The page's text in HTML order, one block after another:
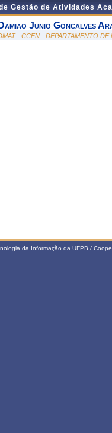
Gestão de Atividades
Damiao Junio Goncalves
- CCEN - DEPARTAMENTO DE
da Informação da UFPB /